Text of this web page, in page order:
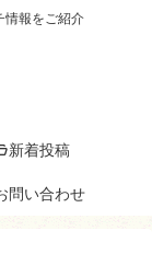
情報をご紹介
新着投稿
問い合わせ